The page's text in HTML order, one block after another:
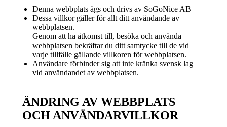
Denna webbplats ägs och drivs av SoGoNice AB
Dessa villkor gäller för allt ditt användande av
webbplatsen.
Genom att ha åtkomst till, besöka och använda
webbplatsen bekräftar du ditt samtycke till de vid
varje tillfälle gällande villkoren för webbplatsen.
Användare förbinder sig att inte kränka svensk lag
vid användandet av webbplatsen.
ÄNDRING AV WEBBPLATS
OCH ANVÄNDARVILLKOR